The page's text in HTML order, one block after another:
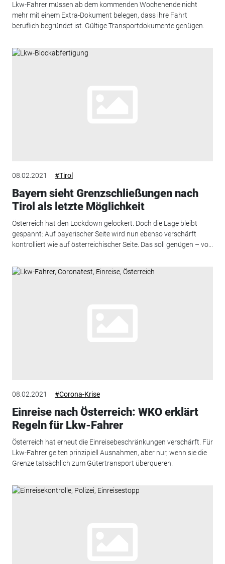
Lkw-Fahrer müssen ab dem kommenden Wochenende nicht
mehr mit einem Extra-Dokument belegen, dass ihre Fahrt
beruflich begründet ist. Gültige Transportdokumente genügen.
08.02.2021 #Tirol
Bayern sieht Grenzschließungen nach
Tirol als letzte Möglichkeit
Österreich hat den Lockdown gelockert. Doch die Lage bleibt
gespannt: Auf bayerischer Seite wird nun ebenso verschärft
kontrolliert wie auf österreichischer Seite. Das soll genügen – vo...
08.02.2021 #Corona-Krise
Einreise nach Österreich: WKO erklärt
Regeln für Lkw-Fahrer
Österreich hat erneut die Einreisebeschränkungen verschärft. Für
Lkw-Fahrer gelten prinzipiell Ausnahmen, aber nur, wenn sie die
Grenze tatsächlich zum Gütertransport überqueren.